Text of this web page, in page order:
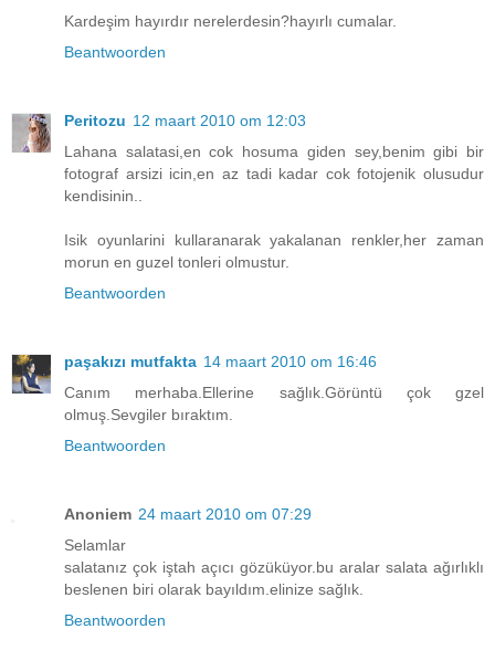
Kardeşim hayırdır nerelerdesin?hayırlı cumalar.
Beantwoorden
Peritozu 12 maart 2010 om 12:03
Lahana salatasi,en cok hosuma giden sey,benim gibi bir
fotograf arsizi icin,en az tadi kadar cok fotojenik olusudur
kendisinin..
Isik oyunlarini kullaranarak yakalanan renkler,her zaman
morun en guzel tonleri olmustur.
Beantwoorden
paşakızı mutfakta 14 maart 2010 om 16:46
Canım merhaba.Ellerine sağlık.Görüntü çok gzel
olmuş.Sevgiler bıraktım.
Beantwoorden
Anoniem 24 maart 2010 om 07:29
Selamlar
salatanız çok iştah açıcı gözüküyor.bu aralar salata ağırlıklı
beslenen biri olarak bayıldım.elinize sağlık.
Beantwoorden